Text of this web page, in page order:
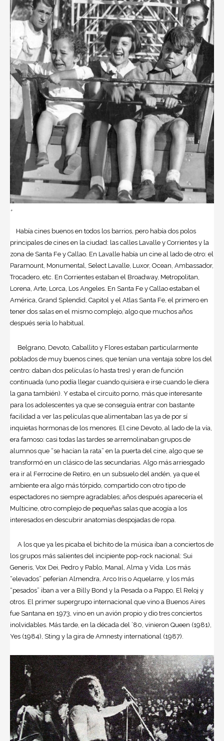
+
Había cines buenos en todos los barrios, pero había dos polos
principales de cines en la ciudad: las calles Lavalle y Corrientes y la
zona de Santa Fe y Callao. En Lavalle había un cine al lado de otro: el
Paramount, Monumental, Select Lavalle, Luxor, Ocean, Ambassador,
Trocadero, etc. En Corrientes estaban el Broadway, Metropolitan,
Lorena, Arte, Lorca, Los Angeles. En Santa Fe y Callao estaban el
América, Grand Splendid, Capitol y el Atlas Santa Fe, el primero en
tener dos salas en el mismo complejo, algo que muchos años
después sería lo habitual.
Belgrano, Devoto, Caballito y Flores estaban particularmente
poblados de muy buenos cines, que tenían una ventaja sobre los del
centro: daban dos películas (o hasta tres) y eran de función
continuada (uno podía llegar cuando quisiera e irse cuando le diera
la gana también). Y estaba el circuito porno, más que interesante
para los adolescentes ya que se conseguía entrar con bastante
facilidad a ver las películas que alimentaban las ya de por sí
inquietas hormonas de los menores. El cine Devoto, al lado de la vía,
era famoso: casi todas las tardes se arremolinaban grupos de
alumnos que “se hacían la rata” en la puerta del cine, algo que se
transformó en un clásico de las secundarias. Algo más arriesgado
era ir al Ferrocine de Retiro, en un subsuelo del andén, ya que el
ambiente era algo más tórpido, compartido con otro tipo de
espectadores no siempre agradables; años después aparecería el
Multicine, otro complejo de pequeñas salas que acogía a los
interesados en descubrir anatomías despojadas de ropa.
A los que ya les picaba el bichito de la música iban a conciertos de
los grupos más salientes del incipiente pop-rock nacional: Sui
Generis, Vox Dei, Pedro y Pablo, Manal, Alma y Vida. Los más
“elevados” peferían Almendra, Arco Iris o Aquelarre, y los más
“pesados” iban a ver a Billy Bond y la Pesada o a Pappo, El Reloj y
otros. El primer supergrupo internacional que vino a Buenos Aires
fue Santana en 1973, vino en un avión propio y dio tres conciertos
inolvidables. Más tarde, en la década del ’80, vinieron Queen (1981),
Yes (1984), Sting y la gira de Amnesty international (1987).